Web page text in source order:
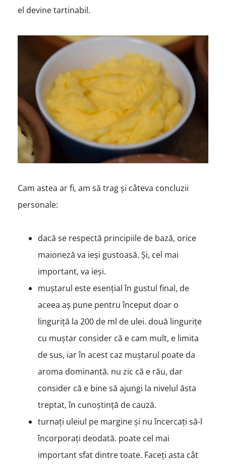
el devine tartinabil.
Cam astea ar fi, am să trag și câteva concluzii
personale:
dacă se respectă principiile de bază, orice
maioneză va ieși gustoasă. Și, cel mai
important, va ieși.
muștarul este esențial în gustul final, de
aceea aș pune pentru început doar o
linguriță la 200 de ml de ulei. două lingurițe
cu muștar consider că e cam mult, e limita
de sus, iar în acest caz muștarul poate da
aroma dominantă. nu zic că e rău, dar
consider că e bine să ajungi la nivelul ăsta
treptat, în cunoștință de cauză.
turnați uleiul pe margine și nu încercați să-l
încorporați deodată. poate cel mai
important sfat dintre toate. Faceți asta cât